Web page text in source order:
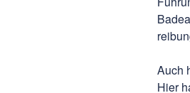
Auch
Hier